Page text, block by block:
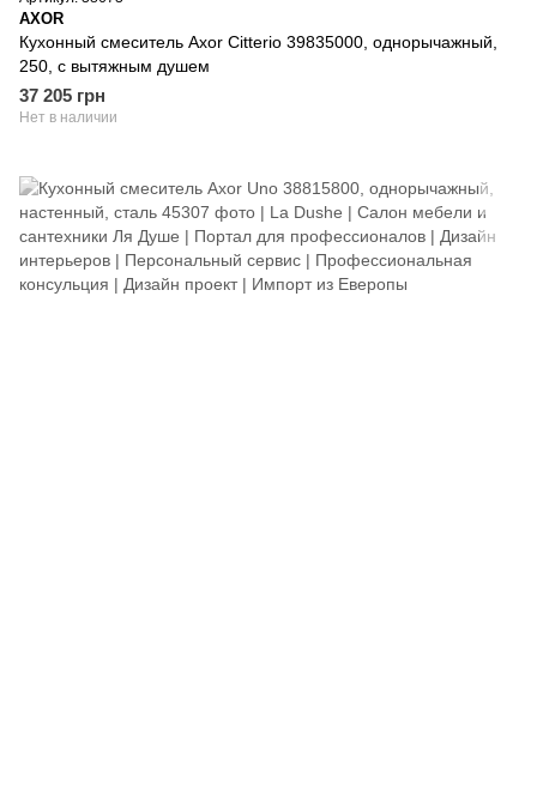
AXOR
Кухонный смеситель Axor Citterio 39835000, однорычажный,
250, с вытяжным душем
37 205 грн
Нет в наличии